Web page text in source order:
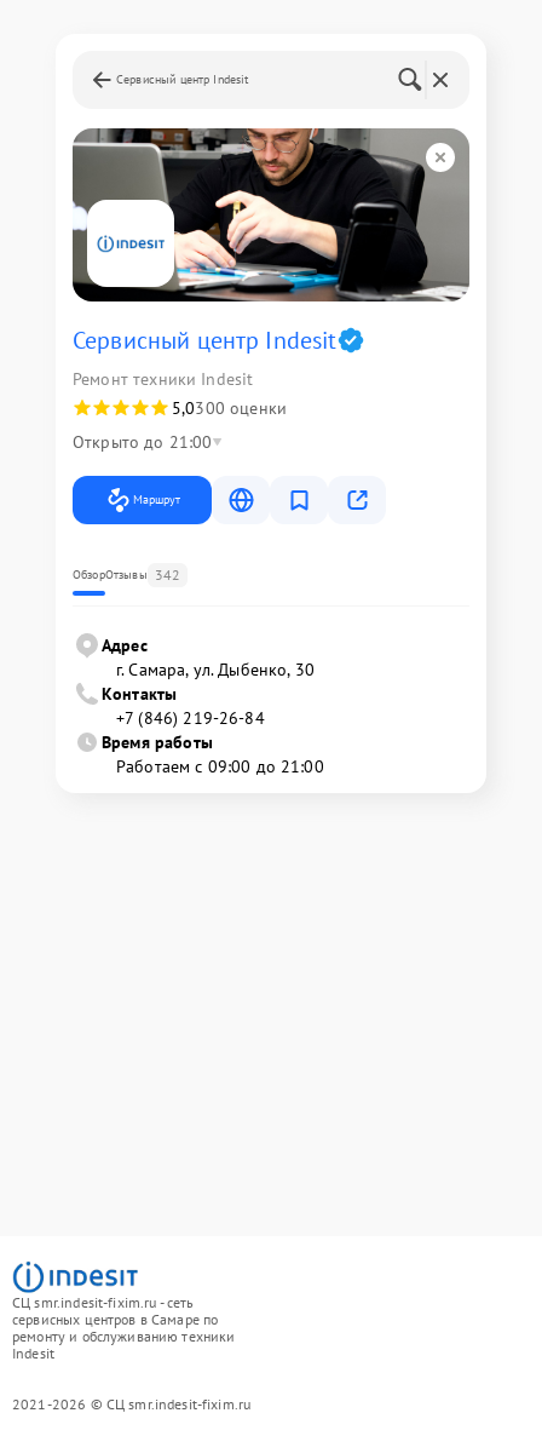
Сервисный центр Indesit
Сервисный центр Indesit
Ремонт техники Indesit
5,0300 оценки
Открыто до 21:00
Маршрут
ОбзорОтзывы 342
Адрес
г. Самара, ул. Дыбенко, 30
Контакты
+7 (846) 219-26-84
Время работы
Работаем с 09:00 до 21:00
СЦ smr.indesit-fixim.ru - сеть
сервисных центров в Самаре по
ремонту и обслуживанию техники
Indesit
2021-2026 © СЦ smr.indesit-fixim.ru